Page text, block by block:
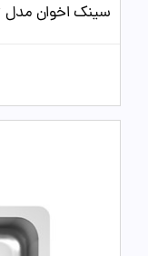
سینک اخوان مدل 302 توکار